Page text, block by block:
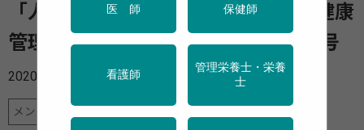
「人生100年時代 高年齢労働者の健康
管理と働き方」へるすあっぷ21 3月号
2020年03月09日
メンタルヘルス
医 師 保健師
看護師
管理栄養士・栄養
士